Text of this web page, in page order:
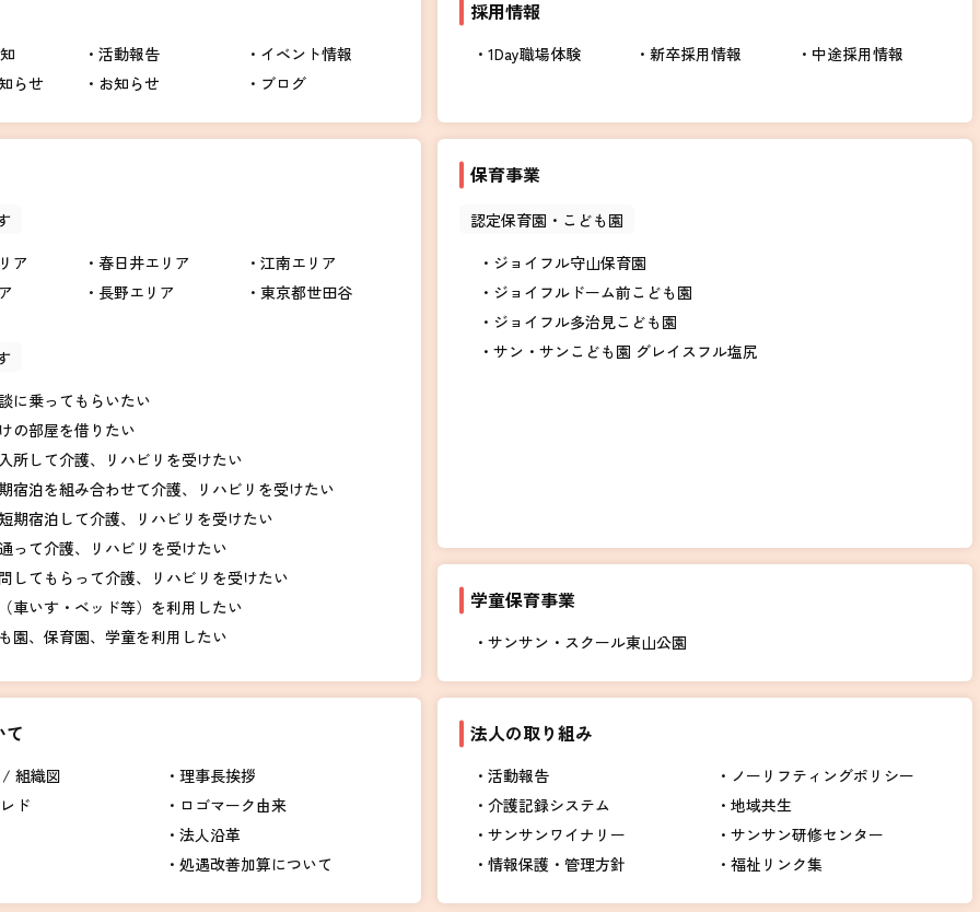
活動報告
イベント情報
らせ
お知らせ ブログ
採用情報
1Day職場体験 新卒採用情報 中途採用情報
ア
春日井エリア
江南エリア
長野エリア 東京都世田谷
に乗ってもらいたい
の部屋を借りたい
所して介護、リハビリを受けたい
宿泊を組み合わせて介護、リハビリを受けたい
期宿泊して介護、リハビリを受けたい
って介護、リハビリを受けたい
してもらって介護、リハビリを受けたい
車いす・ベッド等）を利用したい
園、保育園、学童を利用したい
保育事業
認定保育園・こども園
ジョイフル守山保育園
ジョイフルドーム前こども園
ジョイフル多治見こども園
サン・サンこども園 グレイスフル塩尻
学童保育事業
サンサン・スクール東山公園
て
組織図
理事長挨拶
ド
ロゴマーク由来
法人沿革
処遇改善加算について
法人の取り組み
活動報告
ノーリフティングポリシー
介護記録システム
地域共生
サンサンワイナリー
サンサン研修センター
情報保護・管理方針
福祉リンク集